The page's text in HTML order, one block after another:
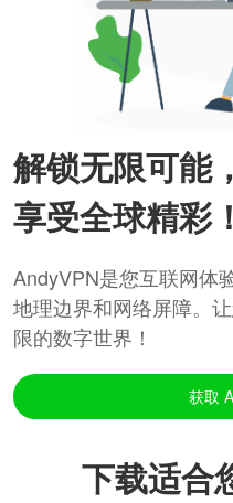
解锁无限可能，
享受全球精彩！
AndyVPN是您互联网体
地理边界和网络屏障。
限的数字世界！
获取
下载适合